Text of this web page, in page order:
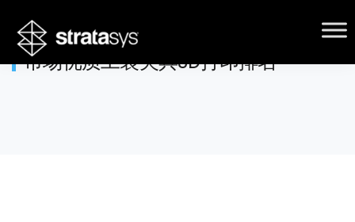
市场优质工装夹具3D打印排名